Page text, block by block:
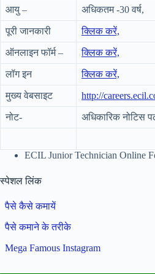
आयु – अधिकतम -30 वर्ष,
पूरी जानकारी क्लिक करें,
ऑनलाइन फॉर्म – क्लिक करें,
लॉग इन क्लिक करें,
मुख्य वेबसाइट http://
नोट- अधिकारिक नोटिस
ECIL Junior Technician Online
स्पेशल लिंक
पैसे कैसे कमायें
पैसे कमाने के तरीके
Mega Famous Instagram